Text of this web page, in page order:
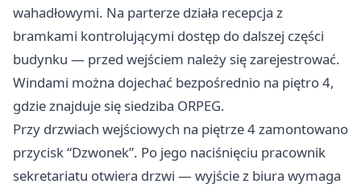
wahadłowymi. Na parterze działa recepcja z
bramkami kontrolującymi dostęp do dalszej części
budynku — przed wejściem należy się zarejestrować.
Windami można dojechać bezpośrednio na piętro 4,
gdzie znajduje się siedziba ORPEG.
Przy drzwiach wejściowych na piętrze 4 zamontowano
przycisk “Dzwonek”. Po jego naciśnięciu pracownik
sekretariatu otwiera drzwi — wyjście z biura wymaga